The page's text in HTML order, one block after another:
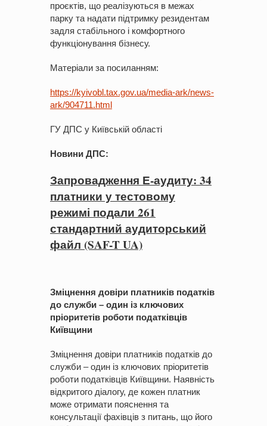
проєктів, що реалізуються в межах
парку та надати підтримку резидентам
задля стабільного і комфортного
функціонування бізнесу.
Матеріали за посиланням:
https://kyivobl.tax.gov.ua/media-ark/news-
ark/904711.html
ГУ ДПС у Київській області
Новини ДПС:
Запровадження Е-аудиту: 34
платники у тестовому
режимі подали 261
стандартний аудиторський
файл (SAF-T UA)
Зміцнення довіри платників податків
до служби – один із ключових
пріоритетів роботи податківців
Київщини
Зміцнення довіри платників податків до
служби – один із ключових пріоритетів
роботи податківців Київщини. Наявність
відкритого діалогу, де кожен платник
може отримати пояснення та
консультації фахівців з питань, що його